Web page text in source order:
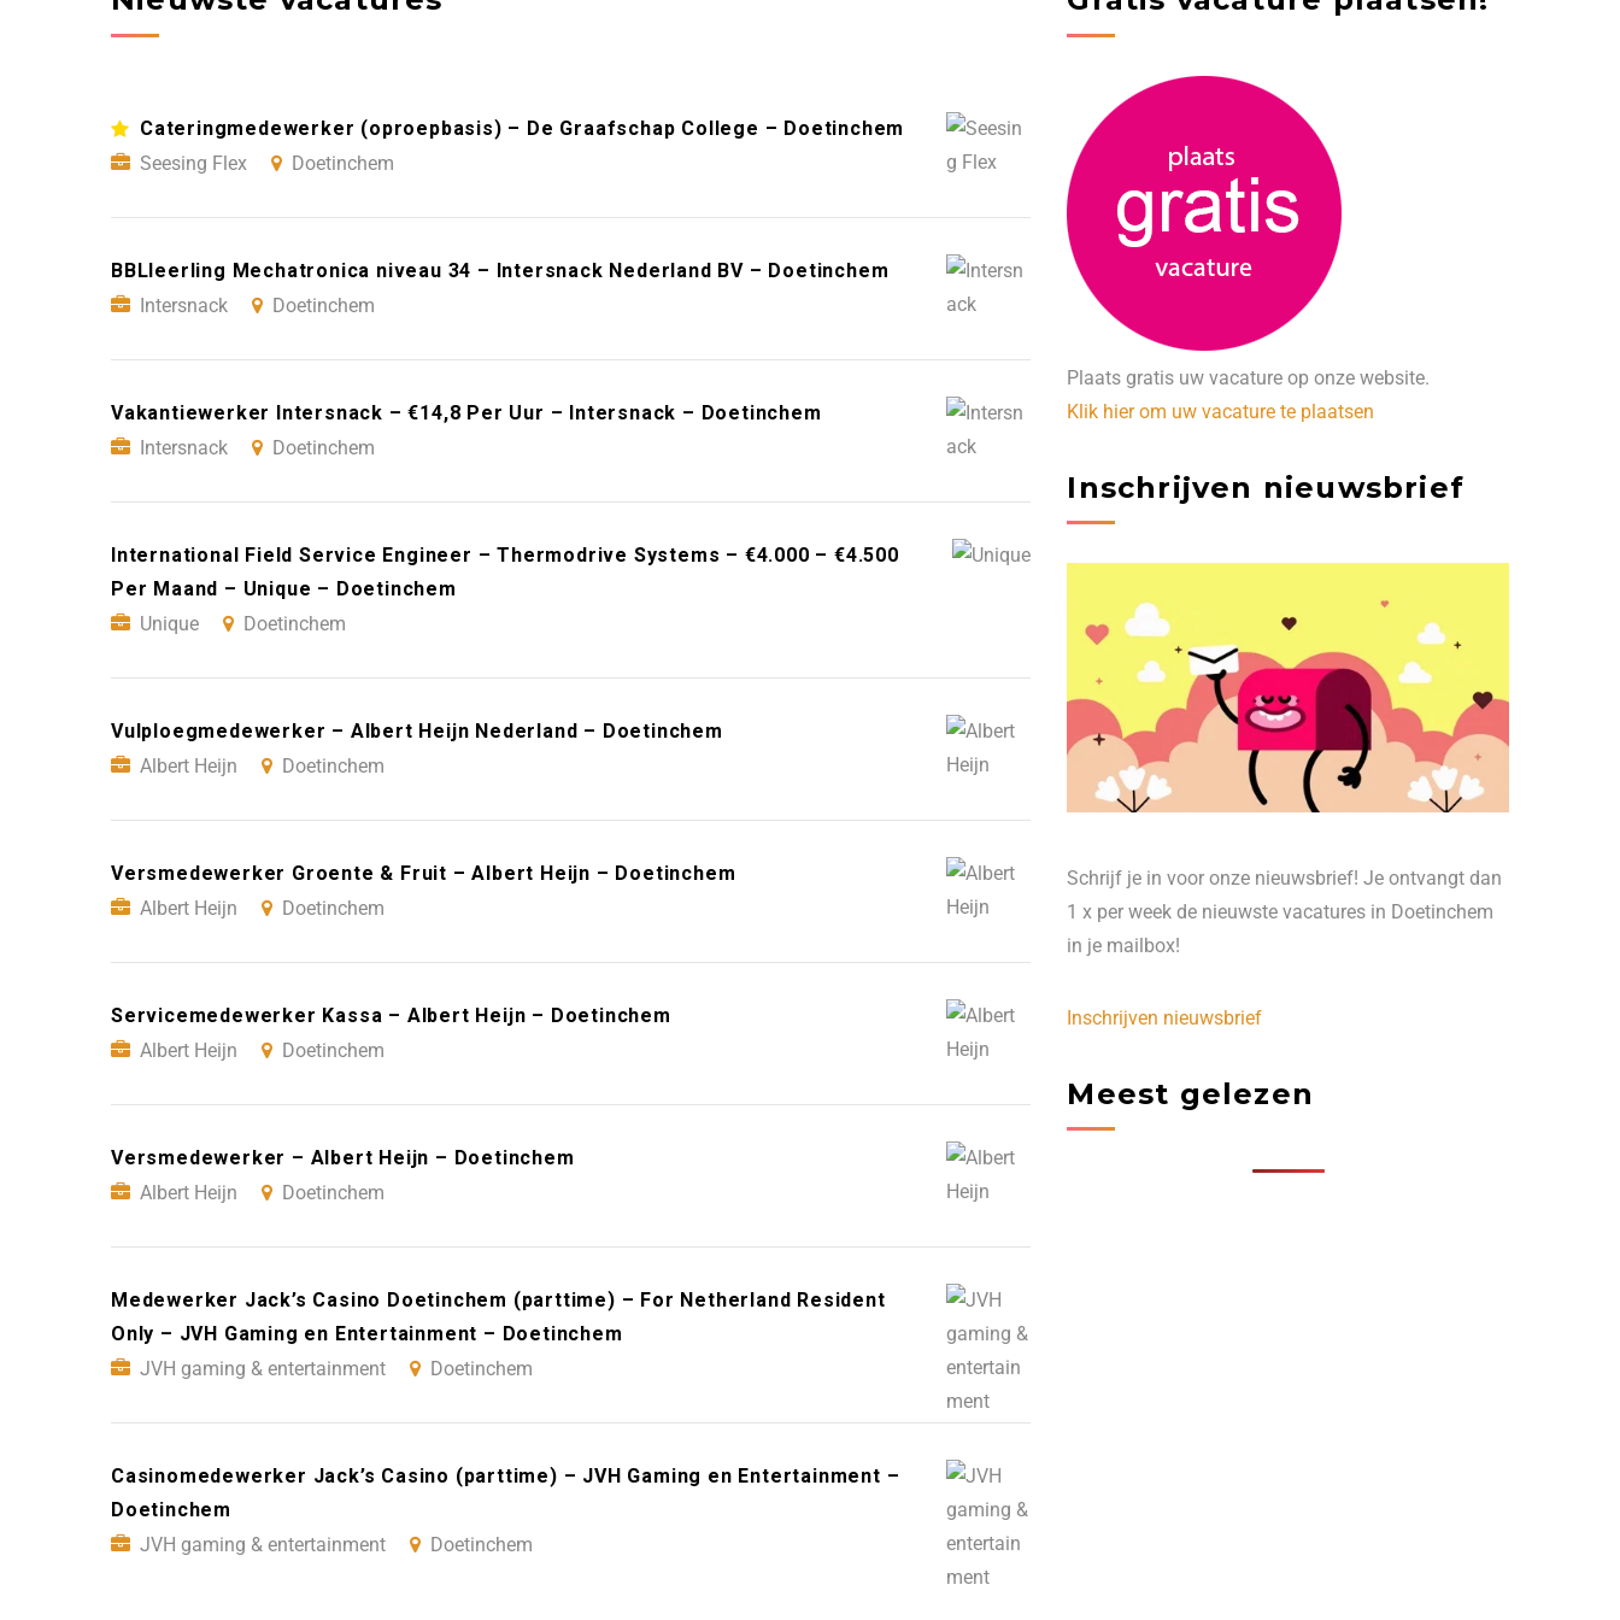
Cateringmedewerker (oproepbasis) – De Graafschap College – Doetinchem
Seesing Flex
Doetinchem
BBLleerling Mechatronica niveau 34 – Intersnack Nederland BV – Doetinchem
Intersnack
Doetinchem
Vakantiewerker Intersnack – €14,8 Per Uur – Intersnack – Doetinchem
Intersnack
Doetinchem
International Field Service Engineer – Thermodrive Systems – €4.000 – €4.500
Per Maand – Unique – Doetinchem
Unique
Doetinchem
Vulploegmedewerker – Albert Heijn Nederland – Doetinchem
Albert Heijn
Doetinchem
Versmedewerker Groente & Fruit – Albert Heijn – Doetinchem
Albert Heijn
Doetinchem
Servicemedewerker Kassa – Albert Heijn – Doetinchem
Albert Heijn
Doetinchem
Versmedewerker – Albert Heijn – Doetinchem
Albert Heijn
Doetinchem
Medewerker Jack’s Casino Doetinchem (parttime) – For Netherland Resident
Only – JVH Gaming en Entertainment – Doetinchem
JVH gaming & entertainment
Doetinchem
Casinomedewerker Jack’s Casino (parttime) – JVH Gaming en Entertainment –
Doetinchem
JVH gaming & entertainment
Doetinchem
Plaats gratis uw vacature op onze website.
Klik hier om uw vacature te plaatsen
Inschrijven nieuwsbrief
Schrijf je in voor onze nieuwsbrief! Je ontvangt dan
1 x per week de nieuwste vacatures in Doetinchem
in je mailbox!
Inschrijven nieuwsbrief
Meest gelezen